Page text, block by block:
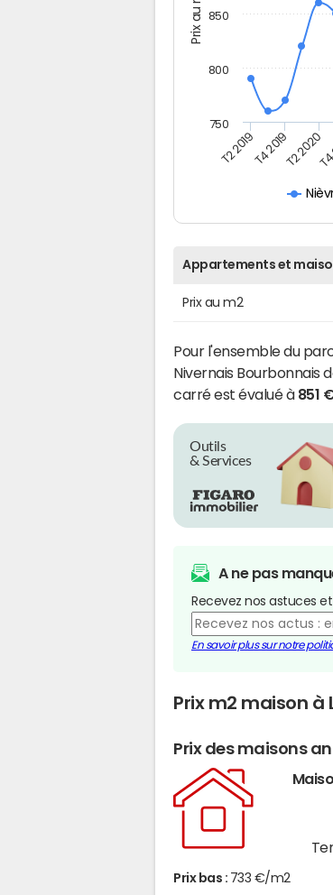
Prix au m2
T2 2019T4 2019T2 2020
750
800
850
Appartements et
Prix au m2
Pour l'ensemble du
Nivernais Bourbonnais
carré est évalué à 851
Outils
& Services
A ne pas
Recevez nos astuces
En savoir plus sur notre
Prix m2 maison à
Prix des maisons
Prix bas : 733 €/m2